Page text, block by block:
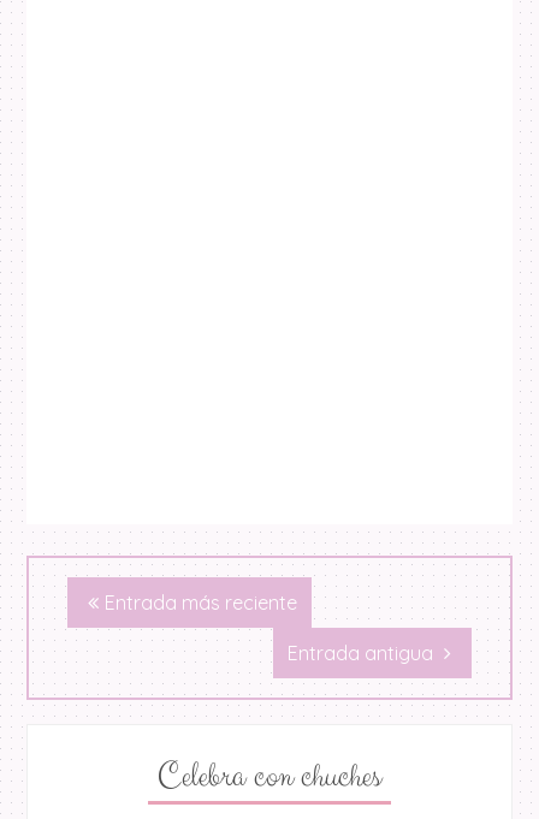
Entrada más reciente
Entrada antigua
Celebra con chuches